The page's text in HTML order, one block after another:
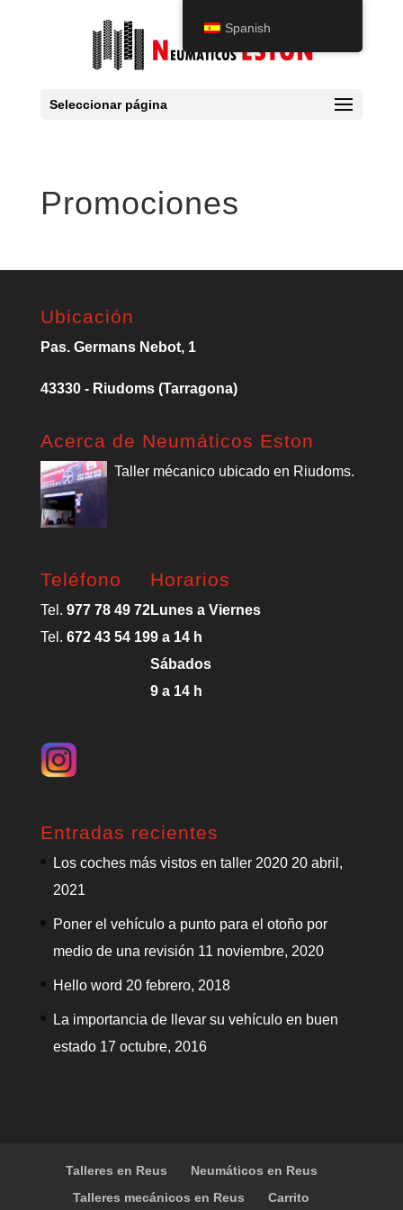
Seleccionar página
Promociones
Ubicación
Pas. Germans Nebot, 1
43330 - Riudoms (Tarragona)
Acerca de Neumáticos Eston
Taller mécanico ubicado en Riudoms.
Teléfono
Tel. 977 78 49 72
Tel. 672 43 54 19
Horarios
Lunes a Viernes
9 a 14 h
Sábados
9 a 14 h
Entradas recientes
Los coches más vistos en taller 2020 20 abril,
2021
Poner el vehículo a punto para el otoño por
medio de una revisión 11 noviembre, 2020
Hello word 20 febrero, 2018
La importancia de llevar su vehículo en buen
estado 17 octubre, 2016
Talleres en Reus
Neumáticos en Reus
Talleres mecánicos en Reus
Carrito
Spanish